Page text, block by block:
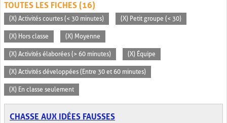
TOUTES LES FICHES (16)
(X) Activités courtes (< 30 minutes) (X) Petit groupe (< 30)
(X) Hors classe (X) Moyenne
(X) Activités élaborées (> 60 minutes) (X) Équipe
(X) Activités développées (Entre 30 et 60 minutes)
(X) En classe seulement
CHASSE AUX IDÉES FAUSSES